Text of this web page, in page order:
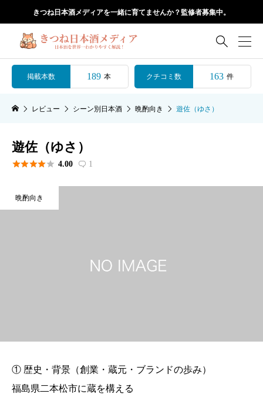
きつね日本酒メディアを一緒に育てませんか？監修者募集中。

掲載本数 189 本 クチコミ数 163 件
レビュー シーン別日本酒 晩酌向き 遊佐（ゆさ）
遊佐（ゆさ）
 4.00  1
晩酌向き
① 歴史・背景（創業・蔵元・ブランドの歩み）
福島県二本松市に蔵を構える